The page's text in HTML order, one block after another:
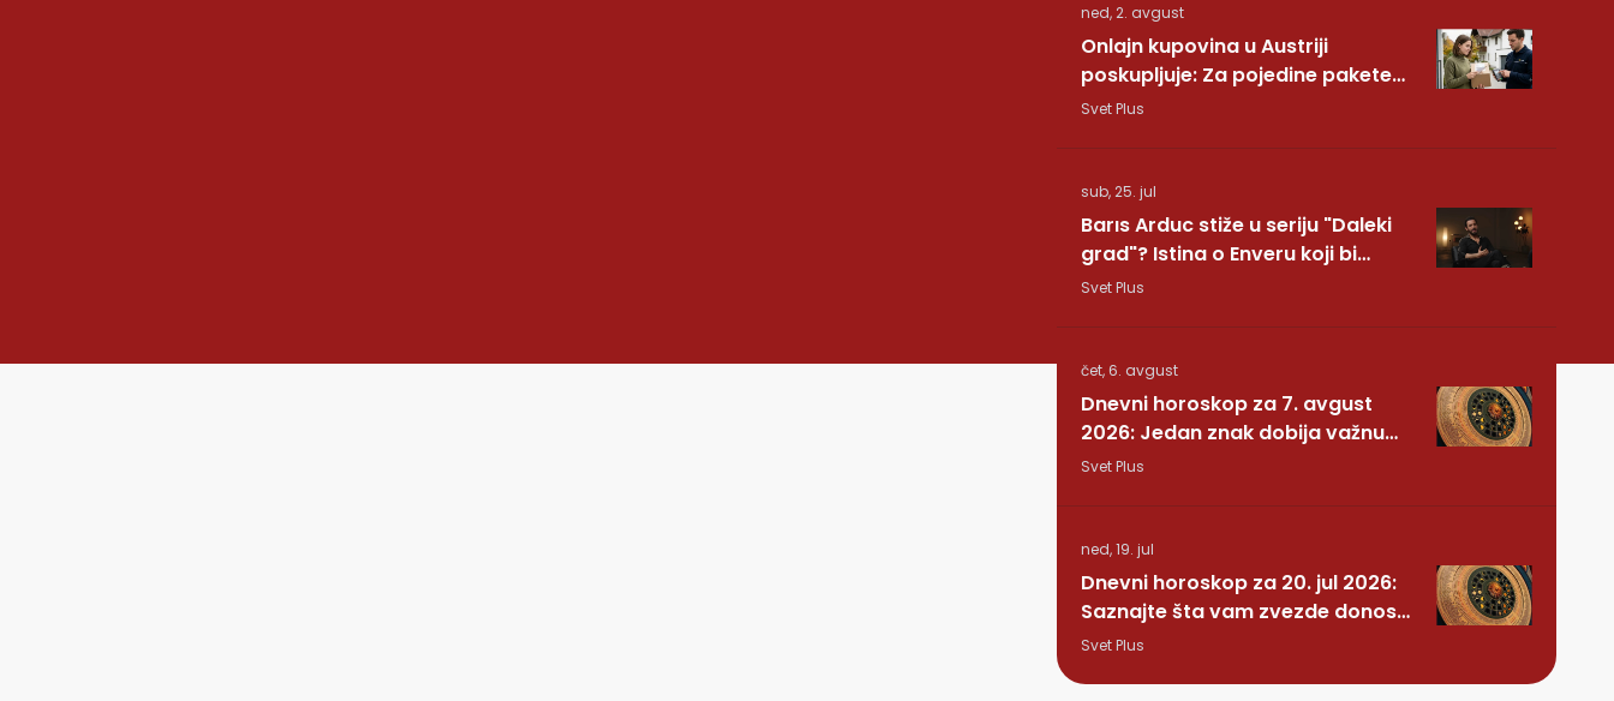
ned, 2. avgust
Onlajn kupovina u Austriji
poskupljuje: Za pojedine pakete
dodatnih 7,40 evra
Svet Plus
sub, 25. jul
Barıs Arduc stiže u seriju "Daleki
grad"? Istina o Enveru koji bi
mogao da promeni sve
Svet Plus
čet, 6. avgust
Dnevni horoskop za 7. avgust
2026: Jedan znak dobija važnu
vest, drugom se vraća osoba iz
Svet Plus
ned, 19. jul
Dnevni horoskop za 20. jul 2026:
Saznajte šta vam zvezde donose
ovog ponedeljka
Svet Plus